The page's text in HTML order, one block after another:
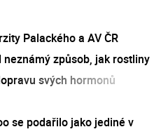
Palackého a AV ČR
způsob, jak rostliny
svých hormonů
se podařilo jako jediné v